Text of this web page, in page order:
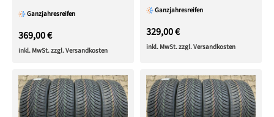
Ganzjahresreifen
369,00 €
inkl. MwSt. zzgl. Versandkosten
Ganzjahresreifen
329,00 €
inkl. MwSt. zzgl. Versandkosten